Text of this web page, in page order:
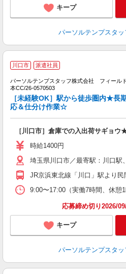
キープ
パーソルテンプスタッ
川口市 派遣社員
パーソルテンプスタッフ株式会社 フィール
本CC/26-0570503
［未経験OK］駅から徒歩圏内★長
応＆仕分け作業☆
［川口市］倉庫での入出荷サギョウ
時給1400円
埼玉県川口市／最寄駅：川口
JR京浜東北線「川口」駅より
9:00〜17:00（実働7時間、休
応募締め切り2026/
キープ
パーソルテンプスタッ